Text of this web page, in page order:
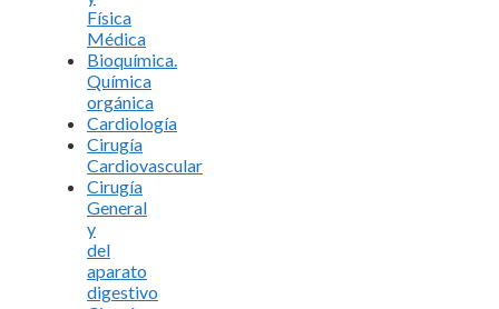
Física
Médica
Bioquímica.
Química
orgánica
Cardiología
Cirugía
Cardiovascular
Cirugía
General
y
del
aparato
digestivo